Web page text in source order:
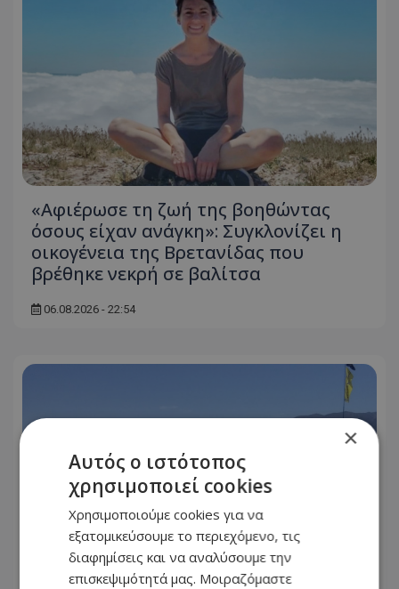
«Αφιέρωσε τη ζωή της βοηθώντας
όσους είχαν ανάγκη»: Συγκλονίζει η
οικογένεια της Βρετανίδας που
βρέθηκε νεκρή σε βαλίτσα
06.08.2026 - 22:54
×
Αυτός ο ιστότοπος
χρησιμοποιεί cookies
Χρησιμοποιούμε cookies για να
εξατομικεύσουμε το περιεχόμενο, τις
διαφημίσεις και να αναλύσουμε την
επισκεψιμότητά μας. Μοιραζόμαστε